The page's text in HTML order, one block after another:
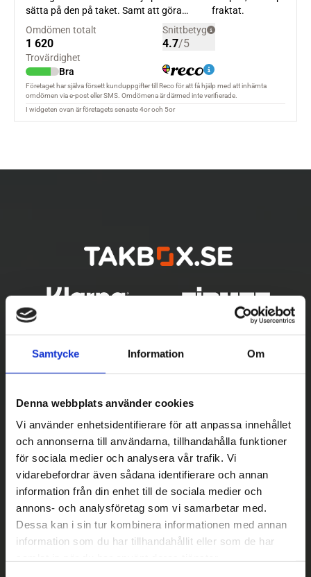
Samtycke Information Om
Denna webbplats använder cookies
Vi använder enhetsidentifierare för att anpassa innehållet
och annonserna till användarna, tillhandahålla funktioner
för sociala medier och analysera vår trafik. Vi
vidarebefordrar även sådana identifierare och annan
information från din enhet till de sociala medier och
annons- och analysföretag som vi samarbetar med.
Dessa kan i sin tur kombinera informationen med annan
information som du har tillhandahållit eller som de har
Betala säkert
|| Välj ||
Snabba leveranser
|| Eller ||